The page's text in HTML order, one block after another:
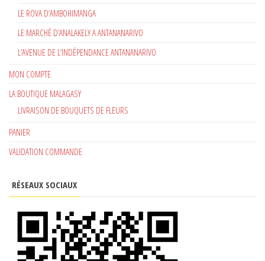
LE ROVA D’AMBOHIMANGA
LE MARCHÉ D’ANALAKELY A ANTANANARIVO
L’AVENUE DE L’INDÉPENDANCE ANTANANARIVO
MON COMPTE
LA BOUTIQUE MALAGASY
LIVRAISON DE BOUQUETS DE FLEURS
PANIER
VALIDATION COMMANDE
RÉSEAUX SOCIAUX